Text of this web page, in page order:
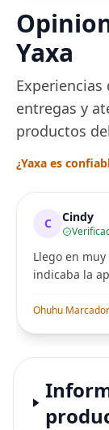
de metal para Mi
Smart Band 6
Yaxa
entregas y
productos
¿Yaxa es
C Cindy
Llego en
indicaba la